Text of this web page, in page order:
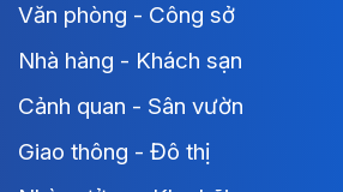
Văn phòng - Công sở
Nhà hàng - Khách sạn
Cảnh quan - Sân vườn
Giao thông - Đô thị